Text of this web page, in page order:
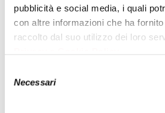
pubblicità e social media, i quali
con altre informazioni che ha
raccolto dal suo utilizzo dei loro
delNecessari